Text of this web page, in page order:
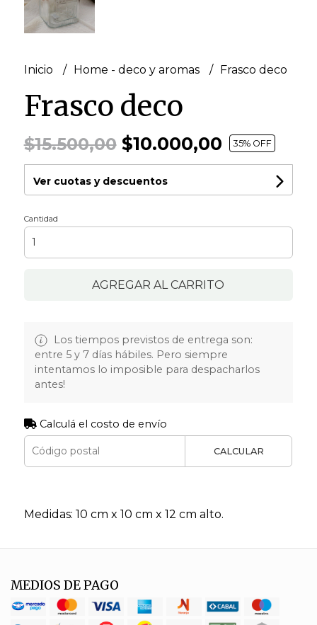
Inicio Home - deco y aromas Frasco deco
Frasco deco
$15.500,00$10.000,00 35% OFF
Ver cuotas y descuentos
Cantidad
AGREGAR AL CARRITO
Los tiempos previstos de entrega son:
entre 5 y 7 días hábiles. Pero siempre
intentamos lo imposible para despacharlos
antes!
Calculá el costo de envío
CALCULAR
Medidas: 10 cm x 10 cm x 12 cm alto.
MEDIOS DE PAGO